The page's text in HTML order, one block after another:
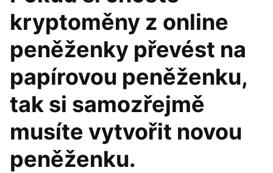
kryptoměny z online
peněženky převést na
papírovou peněženku,
tak si samozřejmě
musíte vytvořit novou
peněženku.